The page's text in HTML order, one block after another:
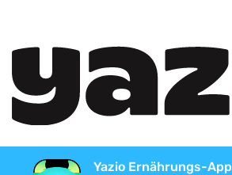
Yazio Ernährungs-App